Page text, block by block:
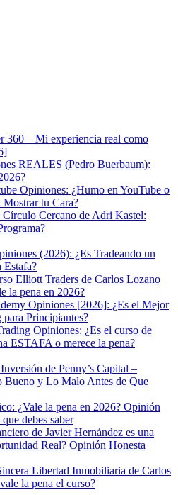
360 – Mi experiencia real como
REALES (Pedro Buerbaum):
Opiniones: ¿Humo en YouTube o
tu Cara?
Cercano de Adri Kastel:
(2026): ¿Es Tradeando un
Estafa?
Elliott Traders de Carlos Lozano
la pena en 2026?
Opiniones [2026]: ¿Es el Mejor
Principiantes?
Opiniones: ¿Es el curso de
ESTAFA o merece la pena?
de Penny’s Capital –
Bueno y Lo Malo Antes de Que
¿Vale la pena en 2026? Opinión
debes saber
de Javier Hernández es una
Real? Opinión Honesta
Libertad Inmobiliaria de Carlos
la pena el curso?